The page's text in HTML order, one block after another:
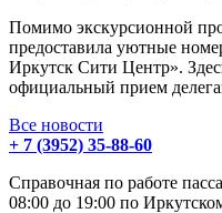
Помимо экскурсионной
предоставила уютные
Иркутск Сити Центр».
официальный прием
Все новости
+ 7 (3952) 35-88-60
Справочная по работе
08:00 до 19:00 по